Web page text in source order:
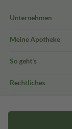
Unternehmen
Meine Apotheke
So geht's
Rechtliches